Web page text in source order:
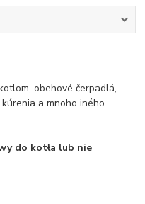
obehové čerpadlá,
a mnoho iného
do kotła lub nie